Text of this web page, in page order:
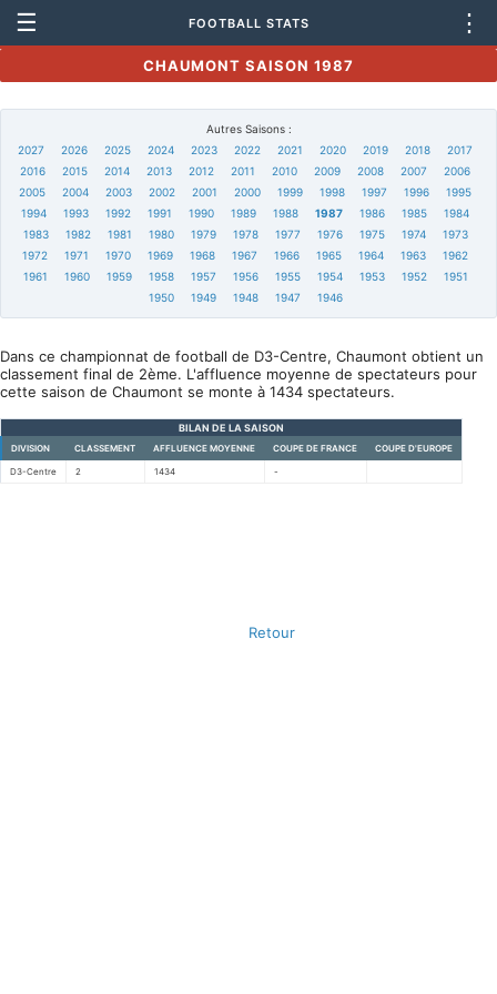
☰ FOOTBALL STATS ⋮
CHAUMONT SAISON 1987
Autres Saisons :
2027
2026 2025 2024 2023 2022 2021 2020 2019 2018
2017
2016
2015 2014 2013 2012 2011 2010 2009 2008 2007
2006
2005
2004 2003 2002 2001 2000 1999 1998 1997 1996
1995
1994
1993 1992 1991 1990 1989 1988 1987 1986 1985
1984
1983
1982 1981 1980 1979 1978 1977 1976 1975 1974
1973
1972
1971 1970 1969 1968 1967 1966 1965 1964 1963
1962
1961
1960 1959 1958 1957 1956 1955 1954 1953 1952
1951
1950
1949 1948 1947 1946
Dans ce championnat de football de D3-Centre, Chaumont obtient un
classement final de 2ème. L'affluence moyenne de spectateurs pour
cette saison de Chaumont se monte à 1434 spectateurs.
BILAN DE LA SAISON
DIVISION CLASSEMENT AFFLUENCE MOYENNE COUPE DE FRANCE COUPE D'EUROPE
D3-Centre 2 1434 -
Retour